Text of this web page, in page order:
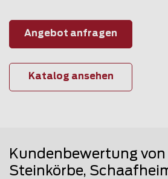
Angebot anfragen
Katalog ansehen
Kundenbewertung von
Steinkörbe,